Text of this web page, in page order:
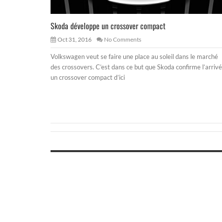
Skoda développe un crossover compact
Oct 31, 2016 No Comments
Volkswagen veut se faire une place au soleil dans le marché
des crossovers. C’est dans ce but que Skoda confirme
un crossover compact d’ici